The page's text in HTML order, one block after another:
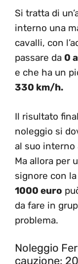
Si tratta di
interno una
cavalli, con
passare da 0
e che ha un
330 km/h.
Il risultato
noleggio si
al suo interno
Ma allora per
signore con
1000 euro
da fare in
problema.
Noleggio
cauzione: